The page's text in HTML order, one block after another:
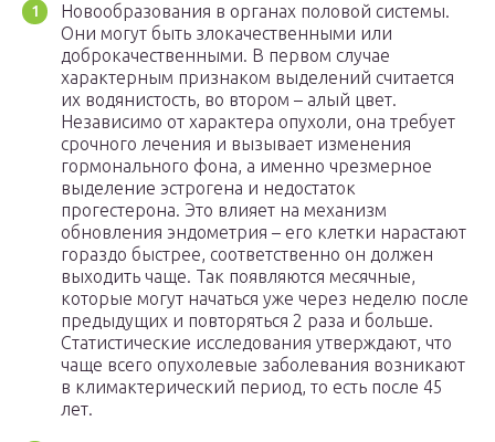
Новообразования в органах половой системы.
Они могут быть злокачественными или
доброкачественными. В первом случае
характерным признаком выделений считается
их водянистость, во втором – алый цвет.
Независимо от характера опухоли, она требует
срочного лечения и вызывает изменения
гормонального фона, а именно чрезмерное
выделение эстрогена и недостаток
прогестерона. Это влияет на механизм
обновления эндометрия – его клетки нарастают
гораздо быстрее, соответственно он должен
выходить чаще. Так появляются месячные,
которые могут начаться уже через неделю после
предыдущих и повторяться 2 раза и больше.
Статистические исследования утверждают, что
чаще всего опухолевые заболевания возникают
в климактерический период, то есть после 45
лет.